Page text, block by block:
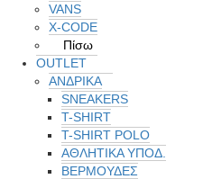
VANS
X-CODE
Πίσω
OUTLET
ΑΝΔΡΙΚΑ
SNEAKERS
T-SHIRT
T-SHIRT POLO
ΑΘΛΗΤΙΚΑ ΥΠΟΔ.
ΒΕΡΜΟΥΔΕΣ